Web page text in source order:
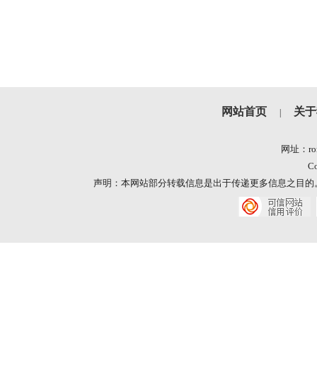
网站首页 关
网址：
声明：本网站部分转载信息是出于传递更多信息之目